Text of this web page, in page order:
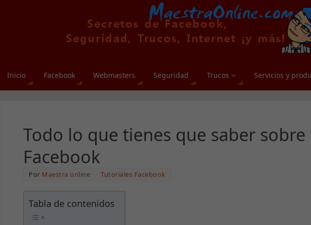
Inicio Facebook Webmasters Seguridad Trucos Servicios y
Todo lo que tienes que saber sobre
Facebook
Por Maestra online Tutoriales Facebook
Tabla de contenidos